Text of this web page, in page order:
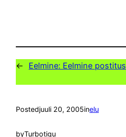
← Eelmine: Eelmine postitus
Postedjuuli 20, 2005inelu
byTurbotigu